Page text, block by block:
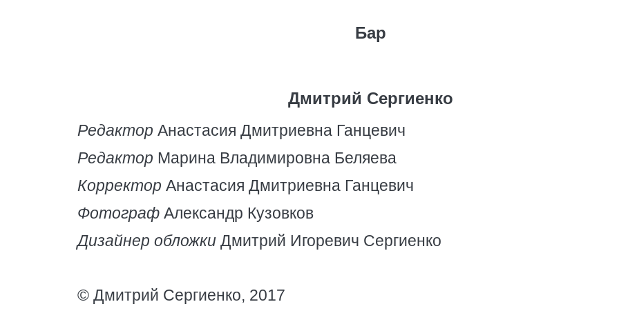
Бар
Дмитрий Сергиенко
Редактор Анастасия Дмитриевна Ганцевич
Редактор Марина Владимировна Беляева
Корректор Анастасия Дмитриевна Ганцевич
Фотограф Александр Кузовков
Дизайнер обложки Дмитрий Игоревич Сергиенко
© Дмитрий Сергиенко, 2017